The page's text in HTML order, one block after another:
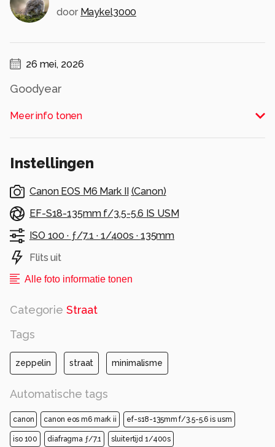
door Maykel3000
26 mei, 2026
Goodyear
Alle rechten voorbehouden
Meer info tonen
Instellingen
Canon EOS M6 Mark II (Canon)
EF-S18-135mm f/3.5-5.6 IS USM
ISO 100 · ƒ/7.1 · 1/400s · 135mm
Flits uit
Alle foto informatie tonen
Categorie Straat
Tags
zeppelin straat minimalisme
Automatische tags
canon canon eos m6 mark ii ef-s18-135mm f/3.5-5.6 is usm
iso 100 diafragma ƒ/7.1 sluitertijd 1/400s